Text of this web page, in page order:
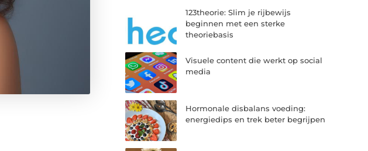
123theorie: Slim je rijbewijs
beginnen met een sterke
theoriebasis
Visuele content die werkt op social
media
Hormonale disbalans voeding:
energiedips en trek beter begrijpen